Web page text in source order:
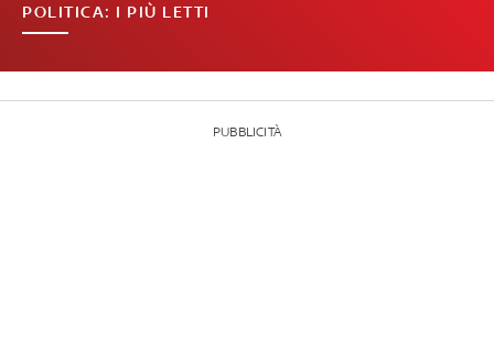
POLITICA: I PIÙ LETTI
PUBBLICITÀ